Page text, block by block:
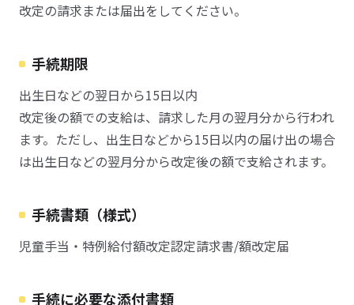
改定の請求または届出をしてください。
手続期限
出生日などの翌日から15日以内
改定後の額での支給は、請求した月の翌月分から行われ
ます。ただし、出生日などから15日以内の届け出の場合
は出生日などの翌月分から改定後の額で支給されます。
手続書類（様式）
児童手当・特例給付額改定認定請求書/額改定届
手続に必要な添付書類